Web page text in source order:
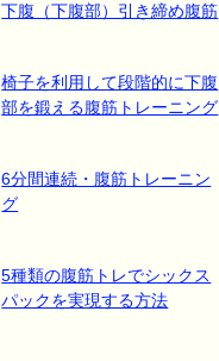
下腹（下腹部）引き締め腹筋
椅子を利用して段階的に下腹
部を鍛える腹筋トレーニング
6分間連続・腹筋トレーニン
グ
5種類の腹筋トレでシックス
パックを実現する方法